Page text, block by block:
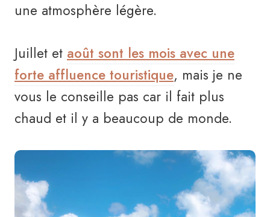
une atmosphère légère.
Juillet et août sont les mois avec une
forte affluence touristique, mais je ne
vous le conseille pas car il fait plus
chaud et il y a beaucoup de monde.